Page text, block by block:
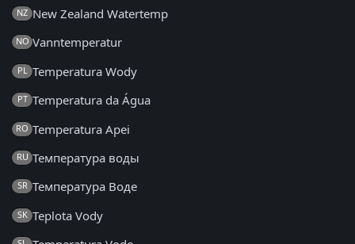
NZ New Zealand Watertemp
NO Vanntemperatur
PL Temperatura Wody
PT Temperatura da Água
RO Temperatura Apei
RU Температура воды
SR Температура Воде
SK Teplota Vody